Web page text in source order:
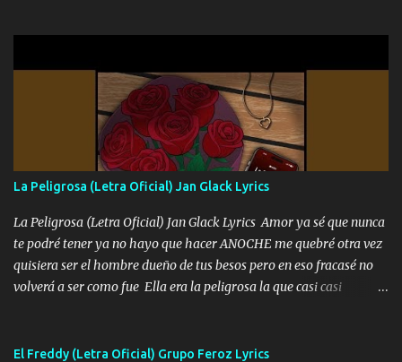
Yo Soy El De Las Pacas Sobrino Del Brazo Armad0 Con mi Glock
fajado y mi R terciado me van a ver allá por TJ para un licenciado
mando un abrazo andamos al cien Choritas también Música
Ando en la colonia bien acelerado traigo un M2 que nunca me ha
fallado para mi compadre mandó un fuerte abrazo también al
Especial sabe que lo apreciamos En los mejores antros me verán
tomando con mujeres hermosas y botellas destapando siempre
bien cuidado bien atrabancado y a los que me conocen ya saben de
lo que hablo Entre lob...
La Peligrosa (Letra Oficial) Jan Glack Lyrics
La Peligrosa (Letra Oficial) Jan Glack Lyrics Amor ya sé que nunca
te podré tener ya no hayo que hacer ANOCHE me quebré otra vez
quisiera ser el hombre dueño de tus besos pero en eso fracasé no
volverá a ser como fue Ella era la peligrosa la que casi casi
años solo pienso en ti mami no me crees se que no me crees
El Freddy (Letra Oficial) Grupo Feroz Lyrics